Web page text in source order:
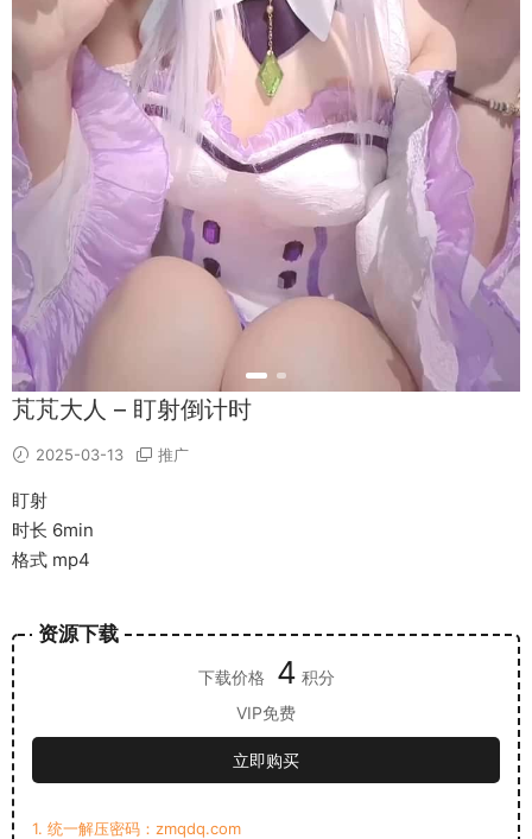
芃芃大人 – 盯射倒计时
2025-03-13 推广
盯射
时长 6min
格式 mp4
资源下载
下载价格 4 积分
VIP免费
立即购买
1. 统一解压密码：zmqdq.com